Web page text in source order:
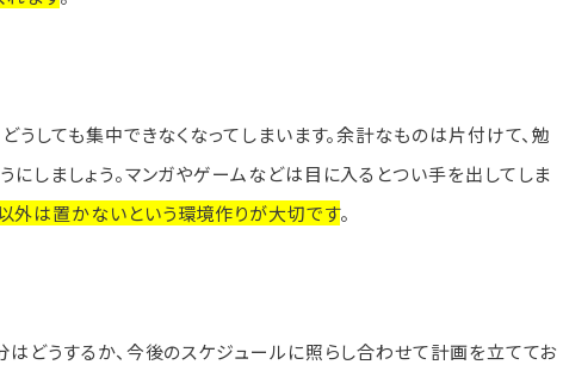
うしても集中できなくなってしまいます。余計なものは片付けて、勉
しましょう。マンガやゲームなどは目に入るとつい手を出してしま
外は置かないという環境作りが大切です。
どうするか、今後のスケジュールに照らし合わせて計画を立ててお